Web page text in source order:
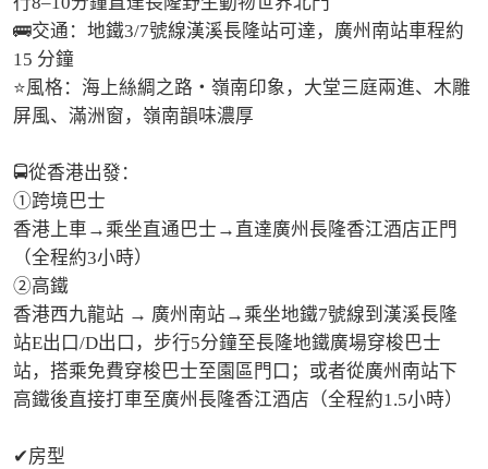
🚌交通：地鐵3/7號線漢溪長隆站可達，廣州南站車程約
15 分鐘
⭐風格：海上絲綢之路・嶺南印象，大堂三庭兩進、木雕
屏風、滿洲窗，嶺南韻味濃厚
🚍從香港出發：
①跨境巴士
香港上車→乘坐直通巴士→直達廣州長隆香江酒店正門
（全程約3小時）
②高鐵
香港西九龍站 → 廣州南站→乘坐地鐵7號線到漢溪長隆
站E出口/D出口，步行5分鐘至長隆地鐵廣場穿梭巴士
站，搭乘免費穿梭巴士至園區門口；或者從廣州南站下
高鐵後直接打車至廣州長隆香江酒店（全程約1.5小時）
✔房型